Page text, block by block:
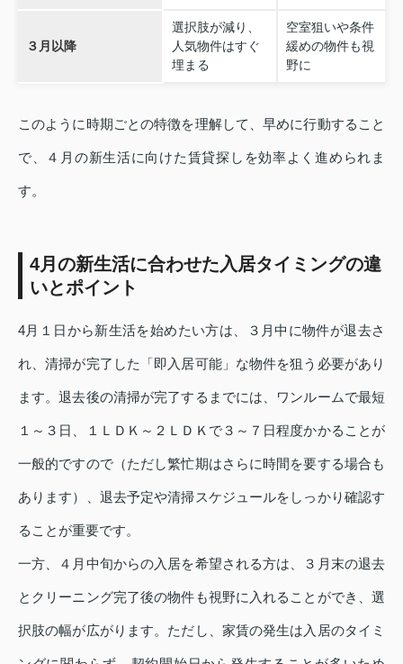
３月以降
選択肢が減り、
人気物件はすぐ
埋まる
空室狙いや条件
緩めの物件も視
野に
このように時期ごとの特徴を理解して、早めに行動すること
で、４月の新生活に向けた賃貸探しを効率よく進められま
す。
4月の新生活に合わせた入居タイミングの違
いとポイント
4月１日から新生活を始めたい方は、３月中に物件が退去さ
れ、清掃が完了した「即入居可能」な物件を狙う必要があり
ます。退去後の清掃が完了するまでには、ワンルームで最短
１～３日、１ＬＤＫ～２ＬＤＫで３～７日程度かかることが
一般的ですので（ただし繁忙期はさらに時間を要する場合も
あります）、退去予定や清掃スケジュールをしっかり確認す
ることが重要です。
一方、４月中旬からの入居を希望される方は、３月末の退去
とクリーニング完了後の物件も視野に入れることができ、選
択肢の幅が広がります。ただし、家賃の発生は入居のタイミ